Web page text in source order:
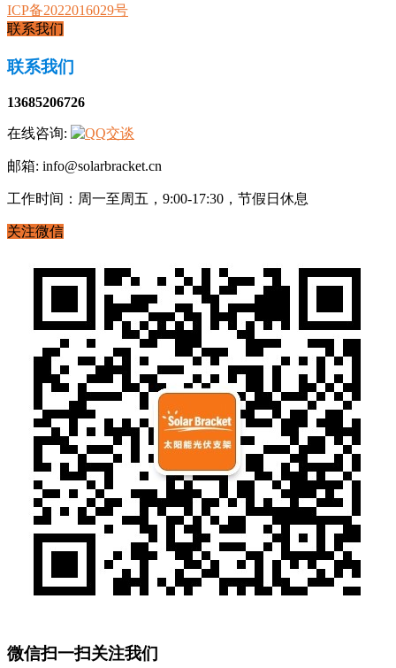
ICP备2022016029号
联系我们
联系我们
13685206726
在线咨询:
邮箱: info@solarbracket.cn
工作时间：周一至周五，9:00-17:30，节假日休息
关注微信
微信扫一扫关注我们